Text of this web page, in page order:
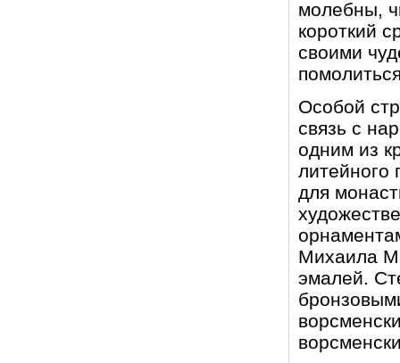
молебны,
короткий
своими
Особой
связь с
одним из
литейного
для
Михаила
эмалей.